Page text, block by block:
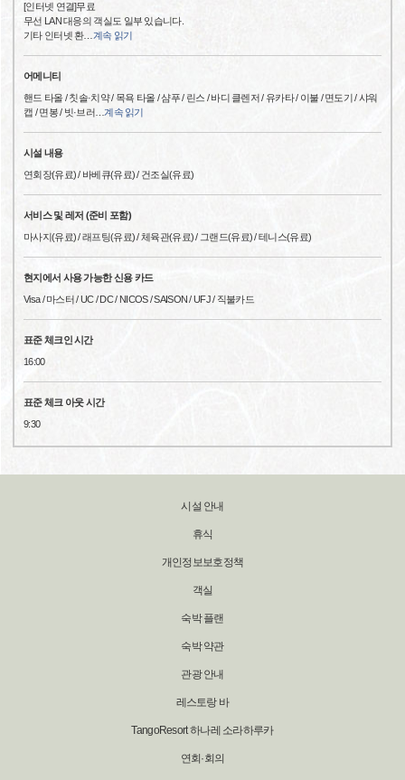
[인터넷 연결]무료
무선 LAN 대응의 객실도 일부 있습니다.
기타 인터넷 환… 계속 읽기
어메니티
핸드 타올 / 칫솔·치약 / 목욕 타올 / 샴푸 / 린스 / 바디 클렌저 / 유카타 / 이불 / 면도기 / 샤워
캡 / 면봉 / 빗·브러… 계속 읽기
시설 내용
연회장(유료) / 바베큐(유료) / 건조실(유료)
서비스 및 레저 (준비 포함)
마사지(유료) / 래프팅(유료) / 체육관(유료) / 그랜드(유료) / 테니스(유료)
현지에서 사용 가능한 신용 카드
Visa / 마스터 / UC / DC / NICOS / SAISON / UFJ / 직불카드
표준 체크인 시간
16:00
표준 체크 아웃 시간
9:30
시설 안내
휴식
개인정보보호정책
객실
숙박 플랜
숙박 약관
관광 안내
레스토랑 바
TangoResort 하나레 소라하루카
연회·회의